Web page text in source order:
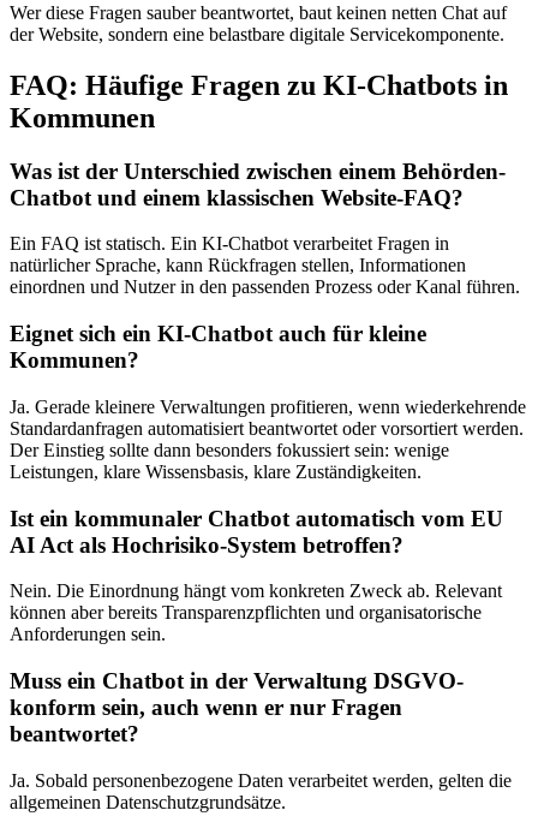
Wer diese Fragen sauber beantwortet, baut keinen netten Chat auf
der Website, sondern eine belastbare digitale Servicekomponente.
FAQ: Häufige Fragen zu KI-Chatbots in
Kommunen
Was ist der Unterschied zwischen einem Behörden-
Chatbot und einem klassischen Website-FAQ?
Ein FAQ ist statisch. Ein KI-Chatbot verarbeitet Fragen in
natürlicher Sprache, kann Rückfragen stellen, Informationen
einordnen und Nutzer in den passenden Prozess oder Kanal führen.
Eignet sich ein KI-Chatbot auch für kleine
Kommunen?
Ja. Gerade kleinere Verwaltungen profitieren, wenn wiederkehrende
Standardanfragen automatisiert beantwortet oder vorsortiert werden.
Der Einstieg sollte dann besonders fokussiert sein: wenige
Leistungen, klare Wissensbasis, klare Zuständigkeiten.
Ist ein kommunaler Chatbot automatisch vom EU
AI Act als Hochrisiko-System betroffen?
Nein. Die Einordnung hängt vom konkreten Zweck ab. Relevant
können aber bereits Transparenzpflichten und organisatorische
Anforderungen sein.
Muss ein Chatbot in der Verwaltung DSGVO-
konform sein, auch wenn er nur Fragen
beantwortet?
Ja. Sobald personenbezogene Daten verarbeitet werden, gelten die
allgemeinen Datenschutzgrundsätze.